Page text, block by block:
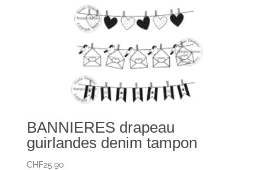
BANNIERES drapeau
guirlandes denim tampon
CHF25.90